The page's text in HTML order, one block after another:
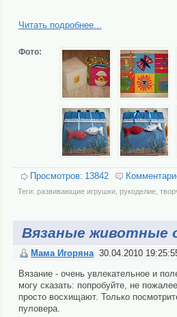
Читать подробнее...
Фото:
Просмотров: 13842
Теги: развивающие игрушки, рукоделие,
Вязаные животные
Мама Игоряна 30.04.2010
Вязание - очень увлекательное и
могу сказать: попробуйте, не
просто восхищают. Только
пуловера.